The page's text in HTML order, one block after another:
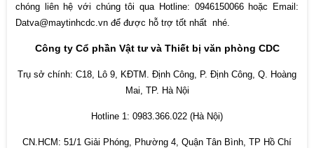
chóng liên hệ với chúng tôi qua Hotline: 0946150066 hoặc Email:
Datva@maytinhcdc.vn để được hỗ trợ tốt nhất nhé.
Công ty Cổ phần Vật tư và Thiết bị văn phòng CDC
Trụ sở chính: C18, Lô 9, KĐTM. Định Công, P. Định Công, Q. Hoàng
Mai, TP. Hà Nội
Hotline 1: 0983.366.022 (Hà Nội)
CN.HCM: 51/1 Giải Phóng, Phường 4, Quận Tân Bình, TP Hồ Chí